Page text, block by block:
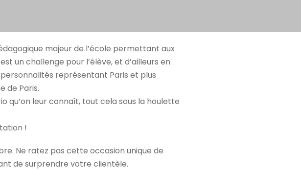
majeur de l’école permettant aux
un challenge pour l’élève, et d’ailleurs en
représentant Paris et plus
de Paris.
qu’on leur connaît, tout cela sous la houlette
!
Ne ratez pas cette occasion unique de
de surprendre votre clientèle.